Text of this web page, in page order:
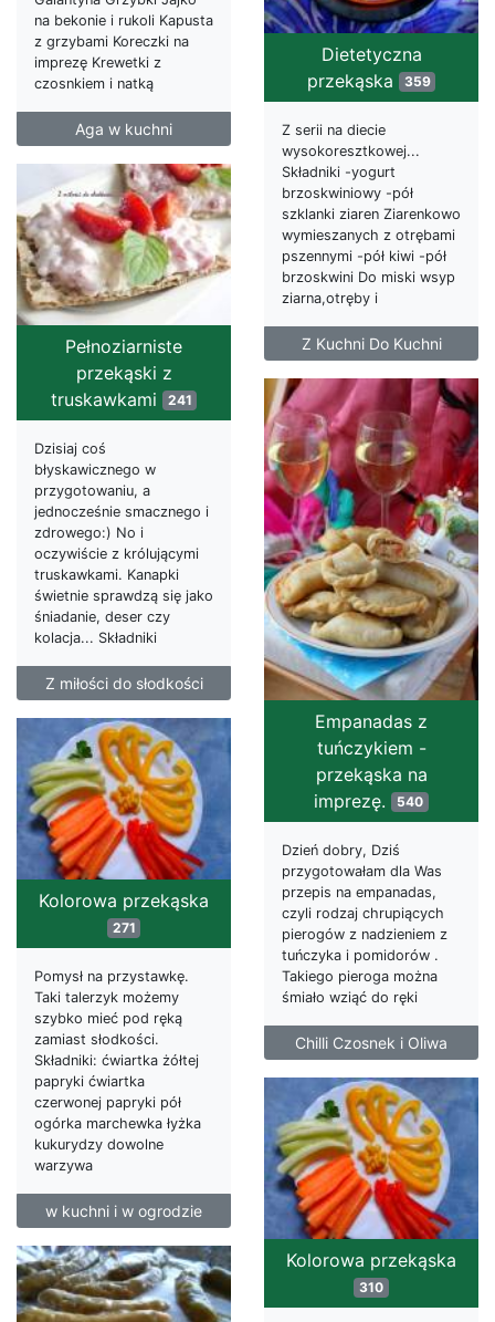
na bekonie i rukoli Kapusta
z grzybami Koreczki na
imprezę Krewetki z
czosnkiem i natką
Aga w kuchni
Dietetyczna
przekąska
359
Z serii na diecie
wysokoresztkowej...
Składniki -yogurt
brzoskwiniowy -pół
szklanki ziaren Ziarenkowo
wymieszanych z otrębami
pszennymi -pół kiwi -pół
brzoskwini Do miski wsyp
ziarna,otręby i
Z Kuchni Do Kuchni
Pełnoziarniste
przekąski z
truskawkami
241
Dzisiaj coś
błyskawicznego w
przygotowaniu, a
jednocześnie smacznego i
zdrowego:) No i
oczywiście z królującymi
truskawkami. Kanapki
świetnie sprawdzą się jako
śniadanie, deser czy
kolacja... Składniki
Z miłości do słodkości
Empanadas z
tuńczykiem -
przekąska na
imprezę. 540
Dzień dobry, Dziś
przygotowałam dla Was
przepis na empanadas,
czyli rodzaj chrupiących
pierogów z nadzieniem z
tuńczyka i pomidorów .
Takiego pieroga można
śmiało wziąć do ręki
Chilli Czosnek i Oliwa
Kolorowa przekąska
271
Pomysł na przystawkę.
Taki talerzyk możemy
szybko mieć pod ręką
zamiast słodkości.
Składniki: ćwiartka żółtej
papryki ćwiartka
czerwonej papryki pół
ogórka marchewka łyżka
kukurydzy dowolne
warzywa
w kuchni i w ogrodzie
Kolorowa przekąska
310